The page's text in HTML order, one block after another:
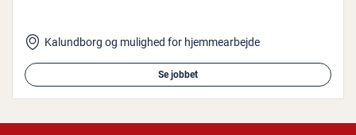
Kalundborg og mulighed for hjemmearbejde
Se jobbet